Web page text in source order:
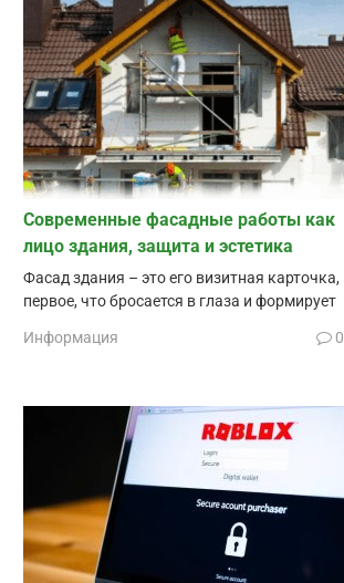
Современные фасадные работы как
лицо здания, защита и эстетика
Фасад здания – это его визитная карточка,
первое, что бросается в глаза и формирует
Информация 0